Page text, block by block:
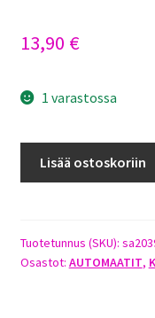
13,90 €
1 varastossa
3L
SININEN
Lisää ostoskoriin
Tuotetunnus (SKU):
Osastot: AUTOMAATIT,